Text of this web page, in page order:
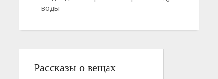
воды
Рассказы о вещах